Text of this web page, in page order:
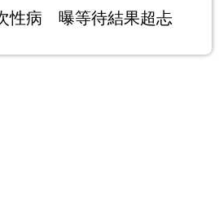
性病 曝等待結果超忐